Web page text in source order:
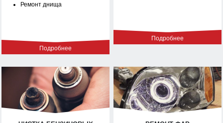
Ремонт днища
Подробнее
Подробнее